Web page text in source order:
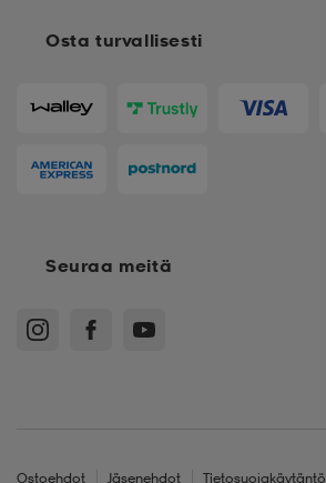
Osta turvallisesti
Seuraa meitä
Ostoehdot Jäsenehdot Tietosuojakäytäntö